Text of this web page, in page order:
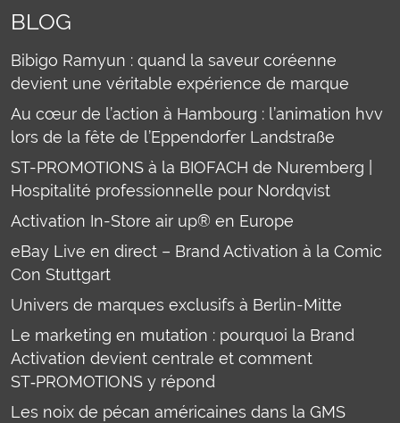
BLOG
Bibigo Ramyun : quand la saveur coréenne
devient une véritable expérience de marque
Au cœur de l’action à Hambourg : l’animation hvv
lors de la fête de l’Eppendorfer Landstraße
ST-PROMOTIONS à la BIOFACH de Nuremberg |
Hospitalité professionnelle pour Nordqvist
Activation In-Store air up® en Europe
eBay Live en direct – Brand Activation à la Comic
Con Stuttgart
Univers de marques exclusifs à Berlin-Mitte
Le marketing en mutation : pourquoi la Brand
Activation devient centrale et comment
ST‑PROMOTIONS y répond
Les noix de pécan américaines dans la GMS